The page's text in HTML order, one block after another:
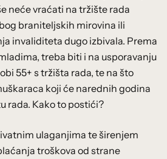
neće vraćati na tržište rada
braniteljskih mirovina ili
invaliditeta dugo izbivala. Prema
treba biti i na usporavanju
55+ s tržišta rada, te na što
koji će narednih godina
rada. Kako to postići?
ulaganjima te širenjem
troškova od strane